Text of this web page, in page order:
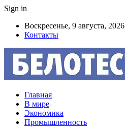
Sign in
Воскресенье, 9 августа, 2026
Контакты
Главная
В мире
Экономика
Промышленность